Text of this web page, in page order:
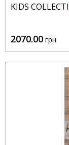
KIDS
2070.00 грн